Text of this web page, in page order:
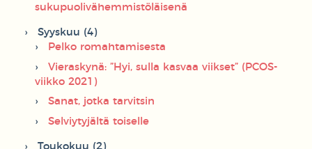
sukupuolivähemmistöläisenä
Syyskuu (4)
Pelko romahtamisesta
Vieraskynä: ”Hyi, sulla kasvaa viikset” (PCOS-
viikko 2021)
Sanat, jotka tarvitsin
Selviytyjältä toiselle
Toukokuu (2)